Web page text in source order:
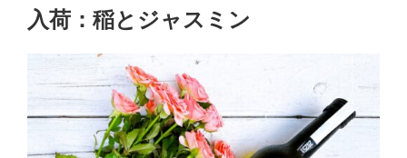
稿
日:入荷：稲とジャスミン